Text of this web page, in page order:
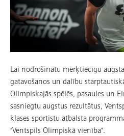
Lai nodrošinātu mērķtiecīgu
gatavošanos un dalību
Olimpiskajās spēlēs, pasaules un
sasniegtu augstus rezultātus,
klases sportistu atbalsta
“Ventspils Olimpiskā vienība”.